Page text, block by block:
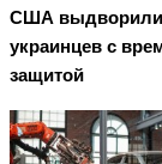
США выдворили
украинцев с
защитой